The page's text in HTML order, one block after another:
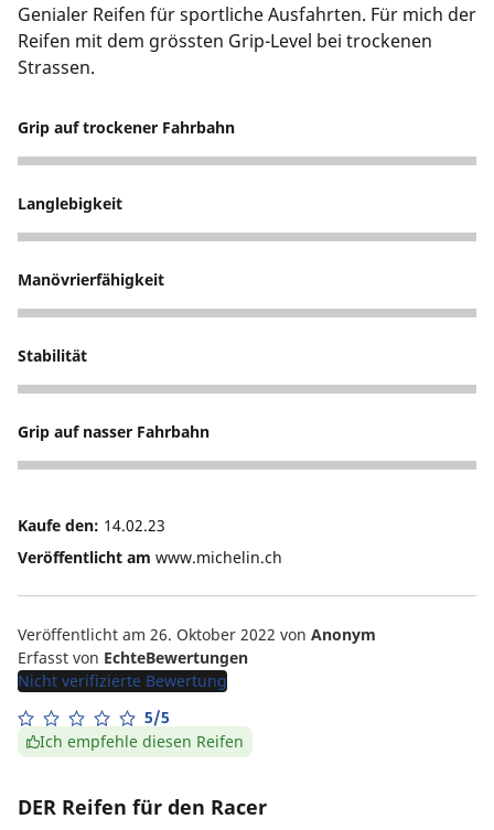
Genialer Reifen für sportliche Ausfahrten. Für mich der
Reifen mit dem grössten Grip-Level bei trockenen
Strassen.
Grip auf trockener Fahrbahn
5
Langlebigkeit
2
Manövrierfähigkeit
5
Stabilität
5
Grip auf nasser Fahrbahn
2
Kaufe den: 14.02.23
Veröffentlicht am www.michelin.ch
Veröffentlicht am 26. Oktober 2022 von Anonym
Erfasst von EchteBewertungen
Nicht verifizierte Bewertung
5/5
Ich empfehle diesen Reifen
DER Reifen für den Racer